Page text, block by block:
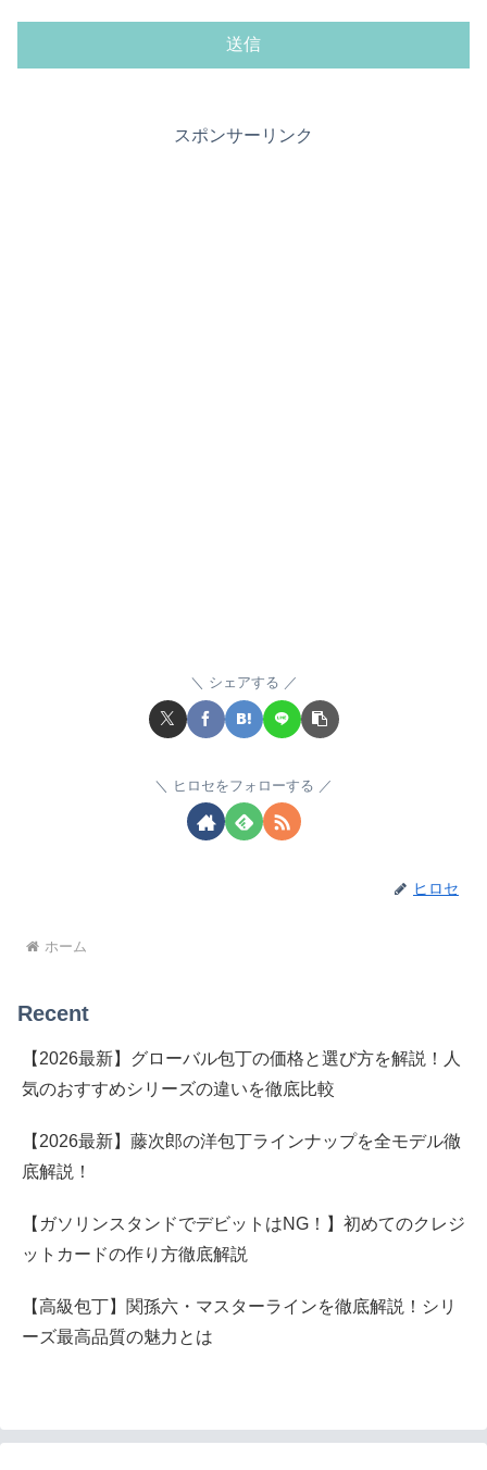
スポンサーリンク
シェアする
ヒロセをフォローする
ヒロセ
ホーム
Recent
【2026最新】グローバル包丁の価格と選び方を解説！人
気のおすすめシリーズの違いを徹底比較
【2026最新】藤次郎の洋包丁ラインナップを全モデル徹
底解説！
【ガソリンスタンドでデビットはNG！】初めてのクレジ
ットカードの作り方徹底解説
【高級包丁】関孫六・マスターラインを徹底解説！シリ
ーズ最高品質の魅力とは